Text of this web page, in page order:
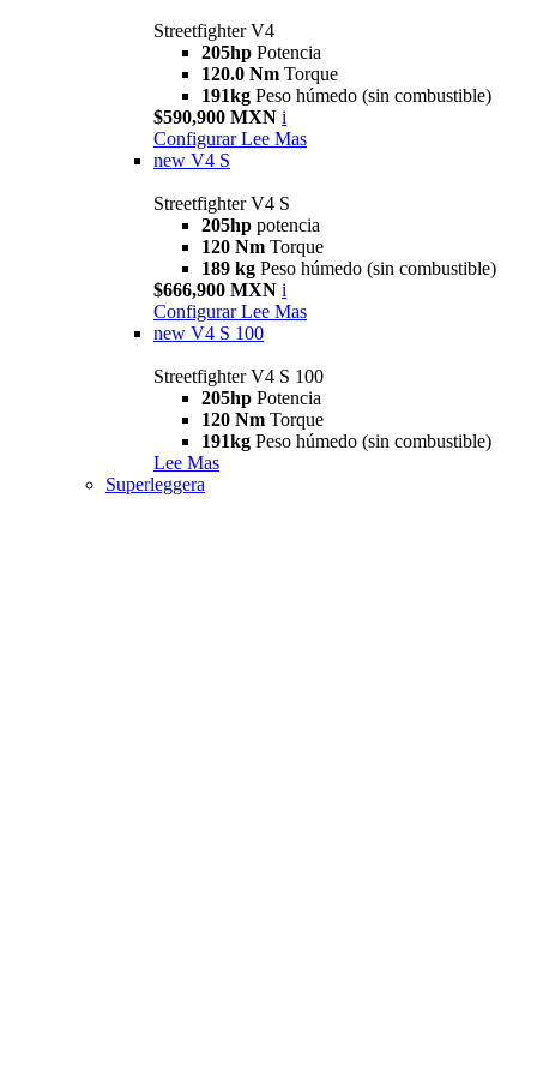
Streetfighter V4
205hp Potencia
120.0 Nm Torque
191kg Peso húmedo (sin combustible)
$590,900 MXN i
Configurar Lee Mas
new V4 S
Streetfighter V4 S
205hp potencia
120 Nm Torque
189 kg Peso húmedo (sin combustible)
$666,900 MXN i
Configurar Lee Mas
new V4 S 100
Streetfighter V4 S 100
205hp Potencia
120 Nm Torque
191kg Peso húmedo (sin combustible)
Lee Mas
Superleggera